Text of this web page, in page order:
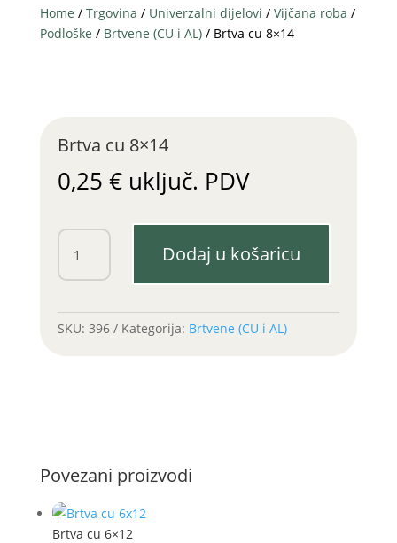
Home / Trgovina / Univerzalni dijelovi / Vijčana roba /
Podloške / Brtvene (CU i AL)/ Brtva cu 8×14
Brtva cu 8×14
0,25 € uključ. PDV
Brtva
8x14
Dodaj u košaricu
SKU: 396 Kategorija: Brtvene (CU i AL)
Povezani proizvodi
Brtva cu 6×12